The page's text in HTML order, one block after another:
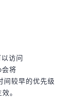
访问
将
较早的优先级
。